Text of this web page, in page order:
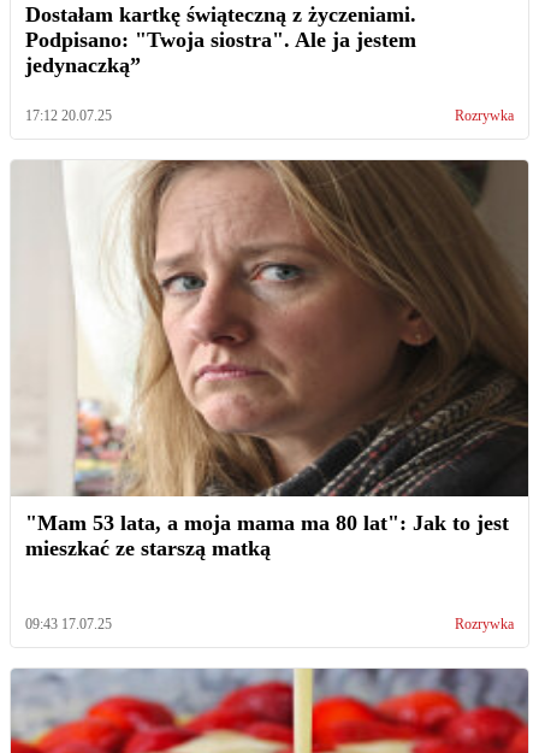
Dostałam kartkę świąteczną z życzeniami.
Podpisano: "Twoja siostra". Ale ja jestem
jedynaczką”
17:12 20.07.25 Rozrywka
"Mam 53 lata, a moja mama ma 80 lat": Jak to jest
mieszkać ze starszą matką
09:43 17.07.25 Rozrywka